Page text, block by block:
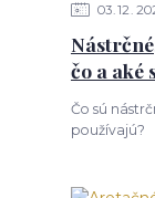
03 12
čo a aké
Čo sú
používajú?